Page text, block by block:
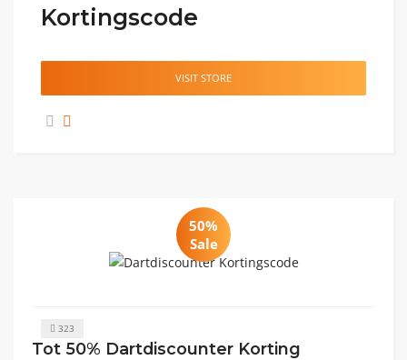
Kortingscode
VISIT STORE
50%
Sale
323
Tot 50% Dartdiscounter Korting